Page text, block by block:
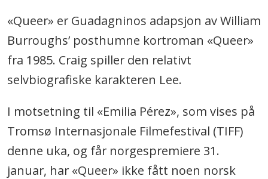
«Queer» er Guadagninos adapsjon av William
Burroughs’ posthumne kortroman «Queer»
fra 1985. Craig spiller den relativt
selvbiografiske karakteren Lee.
I motsetning til «Emilia Pérez», som vises på
Tromsø Internasjonale Filmefestival (TIFF)
denne uka, og får norgespremiere 31.
januar, har «Queer» ikke fått noen norsk